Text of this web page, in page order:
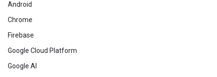
Android
Chrome
Firebase
Google Cloud Platform
Google AI